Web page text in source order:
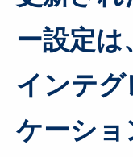
ー設定は
インテ
ケーショ